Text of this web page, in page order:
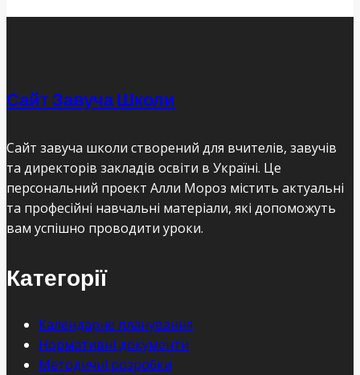
Сайт Завуча Школи
Сайт завуча школи створений для вчителів, завучів
та директорів закладів освіти в Україні. Це
персональний проект Алли Мороз містить актуальні
та професійні навчальні матеріали, які допоможуть
вам успішно проводити уроки.
Категорії
Календарне планування
Нормативні документи
Методичні розробки